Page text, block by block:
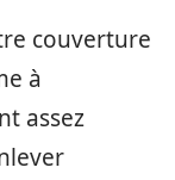
couverture
à
assez